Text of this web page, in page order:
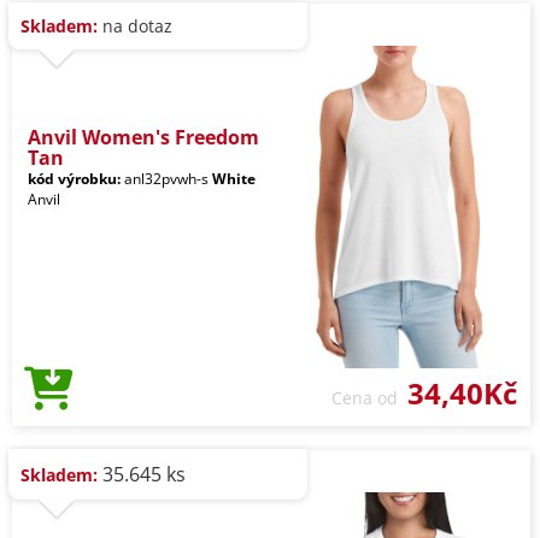
Skladem: na dotaz
Anvil Women's Freedom
Tan
kód výrobku:anl32pvwh-sWhite
Anvil
Cena od 34,40Kč
Skladem: 35.645 ks